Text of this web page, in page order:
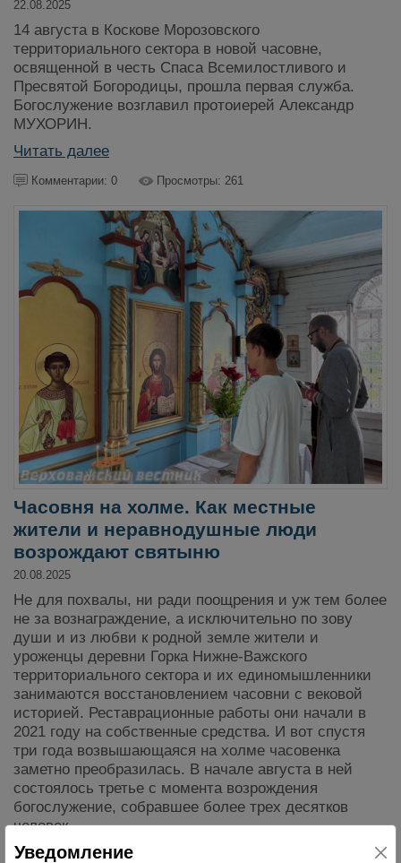
22.08.2025
14 августа в Коскове Морозовского
территориального сектора в новой часовне,
освященной в честь Спаса Всемилостливого и
Пресвятой Богородицы, прошла первая служба.
Богослужение возглавил протоиерей Александр
МУХОРИН.
Читать далее
Комментарии: 0 Просмотры: 261
Часовня на холме. Как местные
жители и неравнодушные люди
возрождают святыню
20.08.2025
Не для похвалы, ни ради поощрения и уж тем более
не за вознаграждение, а исключительно по зову
души и из любви к родной земле жители и
уроженцы деревни Горка Нижне-Важского
территориального сектора и их единомышленники
занимаются восстановлением часовни с вековой
историей. Реставрационные работы они начали в
2021 году на собственные средства. И вот спустя
три года возвышающаяся на холме часовенка
заметно преобразилась. В начале августа в ней
состоялось третье с момента возрождения
богослужение, собравшее более трех десятков
человек.
Читать далее
Уведомление